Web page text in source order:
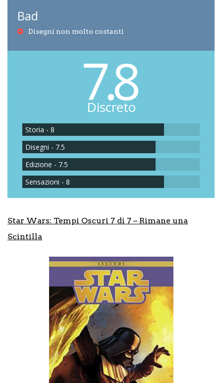
Bad
Disegni non molto costanti
7.8
Discreto
Storia - 8
Disegni - 7.5
Edizione - 7.5
Sensazioni - 8
Star Wars: Tempi Oscuri 7 di 7 – Rimane una
Scintilla